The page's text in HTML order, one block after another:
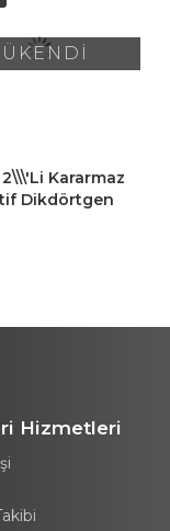
Kararmaz
Dikdörtgen
Hizmetleri